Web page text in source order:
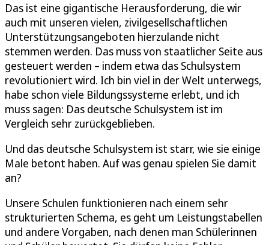
Das ist eine gigantische Herausforderung, die wir
auch mit unseren vielen, zivilgesellschaftlichen
Unterstützungsangeboten hierzulande nicht
stemmen werden. Das muss von staatlicher Seite aus
gesteuert werden – indem etwa das Schulsystem
revolutioniert wird. Ich bin viel in der Welt unterwegs,
habe schon viele Bildungssysteme erlebt, und ich
muss sagen: Das deutsche Schulsystem ist im
Vergleich sehr zurückgeblieben.
Und das deutsche Schulsystem ist starr, wie sie einige
Male betont haben. Auf was genau spielen Sie damit
an?
Unsere Schulen funktionieren nach einem sehr
strukturierten Schema, es geht um Leistungstabellen
und andere Vorgaben, nach denen man Schülerinnen